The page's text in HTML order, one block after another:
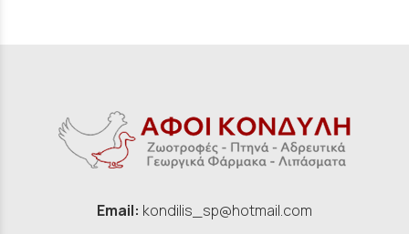
Email: kondilis_sp@hotmail.com